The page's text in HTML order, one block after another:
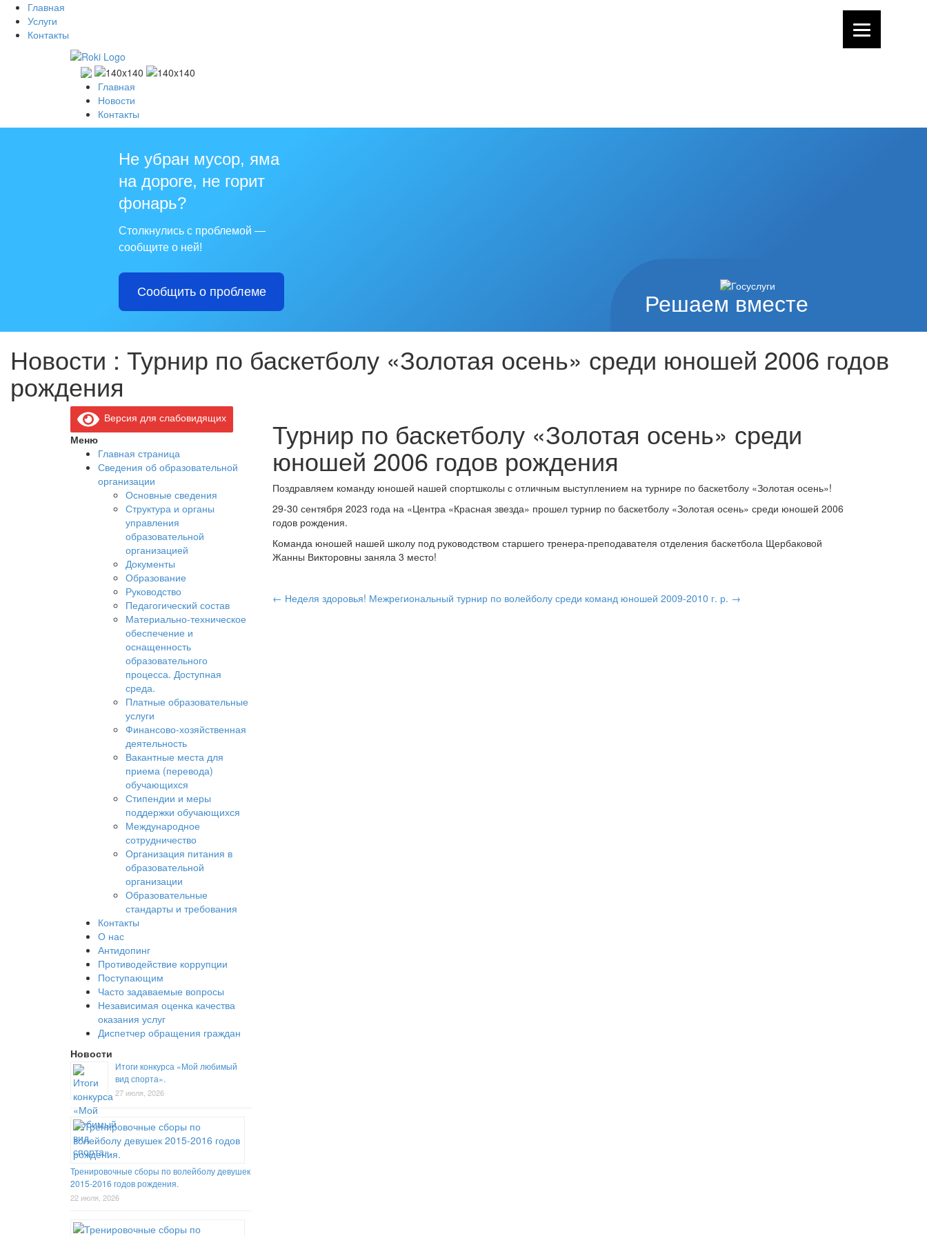
Главная
Услуги
Контакты
Главная
Новости
Контакты
Решаем вместе
Не убран мусор, яма
на дороге, не горит
фонарь?
Столкнулись с проблемой —
сообщите о ней!
Сообщить о проблеме
Новости : Турнир по баскетболу «Золотая осень» среди юношей 2006 годов
рождения
Версия для слабовидящих
Меню
Главная страница
Сведения об образовательной
организации
Основные сведения
Структура и органы
управления
образовательной
организацией
Документы
Образование
Руководство
Педагогический состав
Материально-техническое
обеспечение и
оснащенность
образовательного
процесса. Доступная
среда.
Платные образовательные
услуги
Финансово-хозяйственная
деятельность
Вакантные места для
приема (перевода)
обучающихся
Стипендии и меры
поддержки обучающихся
Международное
сотрудничество
Организация питания в
образовательной
организации
Образовательные
стандарты и требования
Контакты
О нас
Антидопинг
Противодействие коррупции
Поступающим
Часто задаваемые вопросы
Независимая оценка качества
оказания услуг
Диспетчер обращения граждан
Новости
Итоги конкурса «Мой любимый
вид спорта».
27 июля, 2026
Тренировочные сборы по волейболу девушек
2015-2016 годов рождения.
22 июля, 2026
Турнир по баскетболу «Золотая осень» среди
юношей 2006 годов рождения
Поздравляем команду юношей нашей спортшколы с отличным выступлением на турнире по баскетболу «Золотая осень»!
29-30 сентября 2023 года на «Центра «Красная звезда» прошел турнир по баскетболу «Золотая осень» среди юношей 2006
годов рождения.
Команда юношей нашей школу под руководством старшего тренера-преподавателя отделения баскетбола Щербаковой
Жанны Викторовны заняла 3 место!
Навигация
← Неделя здоровья! Межрегиональный турнир по волейболу среди команд юношей 2009-2010 г. р. →